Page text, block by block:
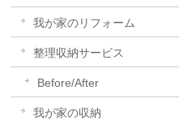
我が家のリフォーム
整理収納サービス
Before/After
我が家の収納